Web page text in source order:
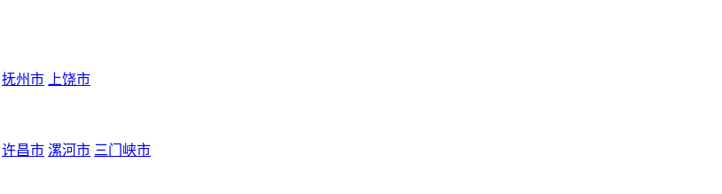
抚州市 上饶市
许昌市 漯河市 三门峡市